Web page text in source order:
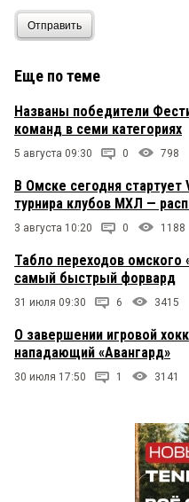
Отправить
Еще по теме
Названы победители
команд в семи категориях
5 августа 09:30 0 798
В Омске сегодня
турнира клубов МХЛ —
3 августа 10:20 0 1188
Табло переходов омского
самый быстрый форвард
31 июля 09:30 6 3415
О завершении игровой
нападающий «Авангард»
30 июля 17:50 1 3141